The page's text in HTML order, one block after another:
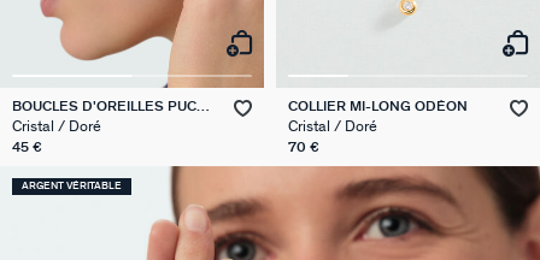
BOUCLES D'OREILLES PUCES
BELOVED
Cristal / Doré
45 €
COLLIER MI-LONG ODÉON
Cristal / Doré
70 €
ARGENT VÉRITABLE